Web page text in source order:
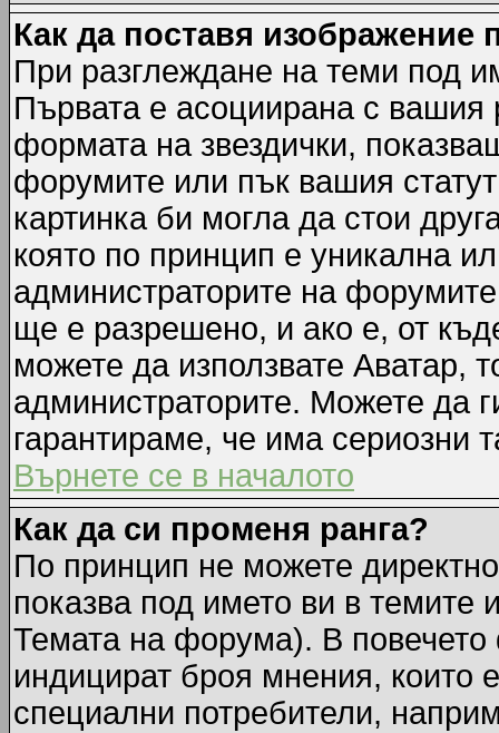
Как да поставя изображение
При разглеждане на теми под
Първата е асоциирана с вашия
формата на звездички,
форумите или пък вашия
картинка би могла да стои
която по принцип е уникална
администраторите на
ще е разрешено, и ако е, от
можете да използвате Аватар,
администраторите. Можете да
гарантираме, че има сериозни
Върнете се в началото
Как да си променя ранга?
По принцип не можете
показва под името ви в темите
Темата на форума). В повечето
индицират броя мнения, които
специални потребители,